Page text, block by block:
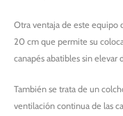
Otra ventaja de este equipo
20 cm que permite su
canapés abatibles sin elevar
También se trata de un
ventilación continua de las